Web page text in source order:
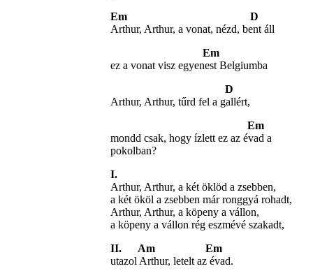
Em D
Arthur, Arthur, a vonat, nézd, bent áll
Em
ez a vonat visz egyenest Belgiumba
D
Arthur, Arthur, tűrd fel a gallért,
Em
mondd csak, hogy ízlett ez az évad a
pokolban?
I.
Arthur, Arthur, a két öklöd a zsebben,
a két ököl a zsebben már ronggyá rohadt,
Arthur, Arthur, a köpeny a vállon,
a köpeny a vállon rég eszmévé szakadt,
II. Am
Em
utazol Arthur, letelt az évad.